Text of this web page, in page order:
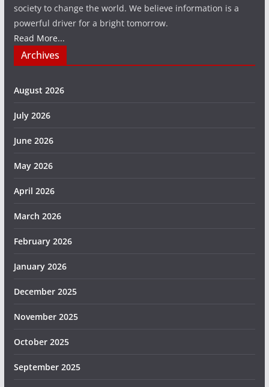
society to change the world. We believe information is a
powerful driver for a bright tomorrow.
Read More...
Archives
August 2026
July 2026
June 2026
May 2026
April 2026
March 2026
February 2026
January 2026
December 2025
November 2025
October 2025
September 2025